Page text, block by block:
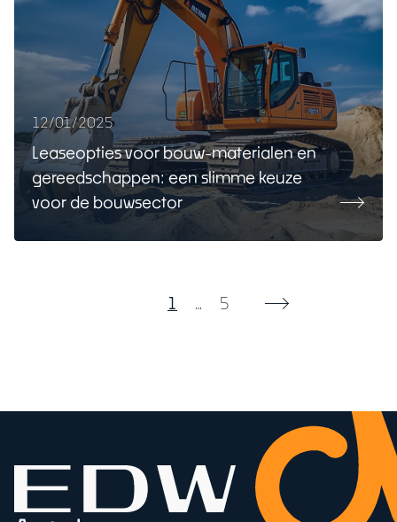
12/01/2025
Leaseopties voor bouw-materialen en
gereedschappen: een slimme keuze
voor de bouwsector
1 … 5